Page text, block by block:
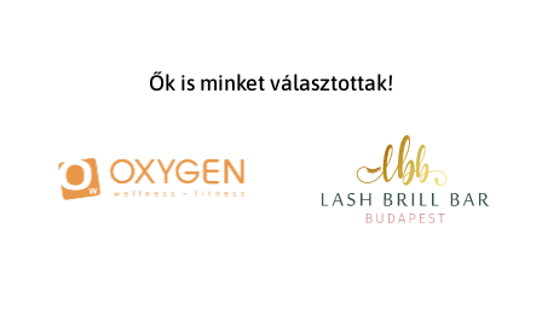
Ők is minket választottak!